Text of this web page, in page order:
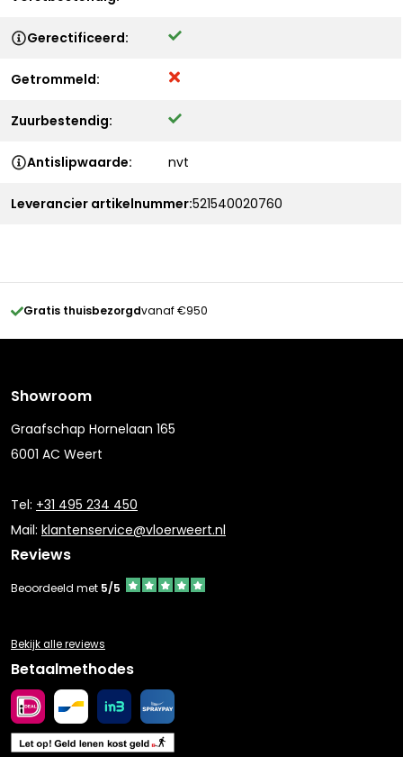
Gerectificeerd:
Getrommeld:
Zuurbestendig:
Antislipwaarde: nvt
Leverancier artikelnummer:521540020760
Gratis thuisbezorgdvanaf €950
Showroom
Graafschap Hornelaan 165
6001 AC Weert
Tel: +31 495 234 450
Mail: klantenservice@vloerweert.nl
Reviews
Beoordeeld met 5/5
Bekijk alle reviews
Betaalmethodes